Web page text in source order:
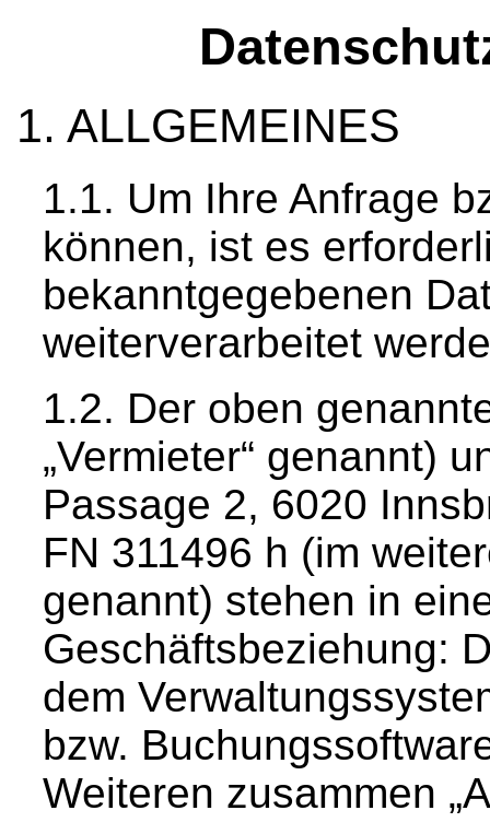
ALLGEMEINES
Um Ihre Anfrage
können, ist es
bekanntgegebenen
weiterverarbeitet
Der oben
„Vermieter“ genannt)
Passage 2, 6020
FN 311496 h (im
genannt) stehen in
Geschäftsbeziehung:
dem
bzw.
Weiteren zusammen